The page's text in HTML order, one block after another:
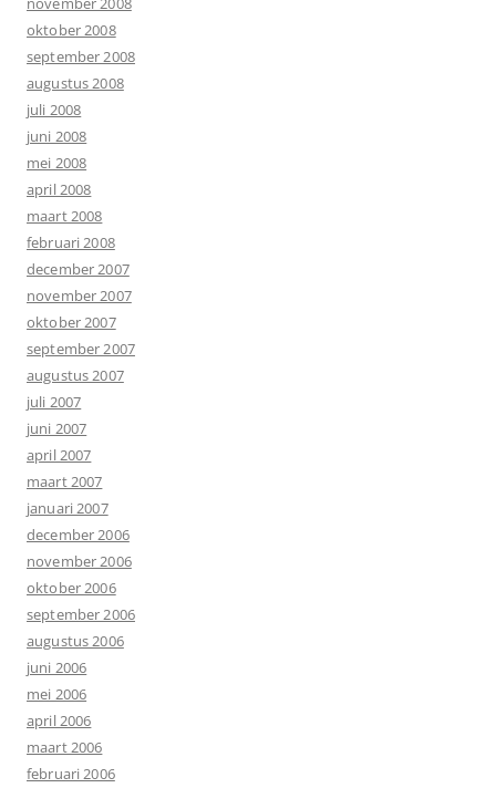
oktober 2008
september 2008
augustus 2008
juli 2008
juni 2008
mei 2008
april 2008
maart 2008
februari 2008
december 2007
november 2007
oktober 2007
september 2007
augustus 2007
juli 2007
juni 2007
april 2007
maart 2007
januari 2007
december 2006
november 2006
oktober 2006
september 2006
augustus 2006
juni 2006
mei 2006
april 2006
maart 2006
februari 2006